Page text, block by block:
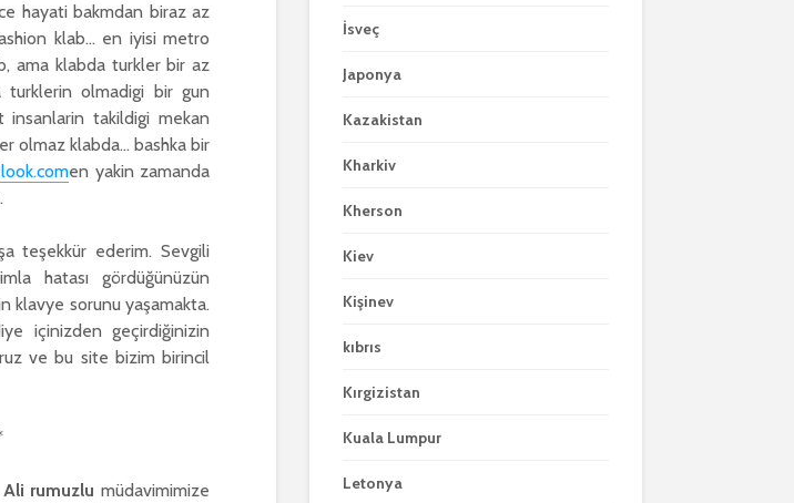
hayati bakmdan biraz az
klab… en iyisi metro
ama klabda turkler bir az
olmadigi bir gun
takildigi mekan
olmaz klabda… bashka bir
en yakin zamanda
teşekkür ederim. Sevgili
hatası gördüğünüzün
klavye sorunu yaşamakta.
içinizden geçirdiğinizin
ve bu site bizim birincil
Ali rumuzlu müdavimimize
İsveç
Japonya
Kazakistan
Kharkiv
Kherson
Kiev
Kişinev
kıbrıs
Kırgizistan
Kuala Lumpur
Letonya